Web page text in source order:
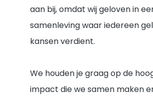
aan bij, omdat wij geloven in
samenleving waar iedereen
kansen verdient.
We houden je graag op de
impact die we samen maken